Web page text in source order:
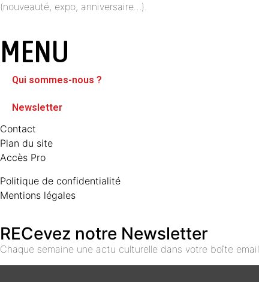
(nouveauté, expo, anniversaire…).
MENU
Qui sommes-nous ?
Newsletter
Contact
Plan du site
Accès Pro
Politique de confidentialité
Mentions légales
RECevez notre Newsletter
Chaque semaine une actu culturelle dans votre boîte email